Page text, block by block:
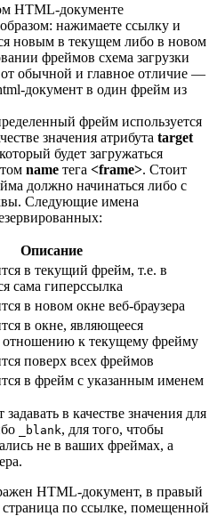
HTML-документе
нажимаете ссылку и
новым в текущем либо в новом
фреймов схема загрузки
обычной и главное отличие —
документ в один фрейм из
фрейм используется
значения атрибута target
будет загружаться
name тега <frame>. Стоит
должно начинаться либо с
Следующие имена
Описание
в текущий фрейм, т.е. в
сама гиперссылка
в новом окне веб-браузера
в окне, являющееся
отношению к текущему фрейму
поверх всех фреймов
в фрейм с указанным именем
в качестве значения для
_blank, для того, чтобы
не в ваших фреймах, а
HTML-документ, в правый
страница по ссылке, помещенной